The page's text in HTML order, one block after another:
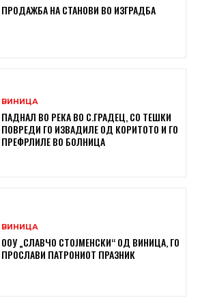
ПРОДАЖБА НА СТАНОВИ ВО ИЗГРАДБА
ВИНИЦА
ПАДНАЛ ВО РЕКА ВО С.ГРАДЕЦ, СО ТЕШКИ
ПОВРЕДИ ГО ИЗВАДИЛЕ ОД КОРИТОТО И ГО
ПРЕФРЛИЛЕ ВО БОЛНИЦА
ВИНИЦА
ООУ „СЛАВЧО СТОЈМЕНСКИ“ ОД ВИНИЦА, ГО
ПРОСЛАВИ ПАТРОНИОТ ПРАЗНИК